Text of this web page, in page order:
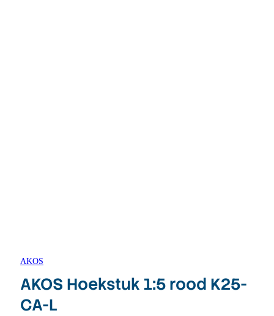
AKOS
AKOS Hoekstuk 1:5 rood K25-
CA-L